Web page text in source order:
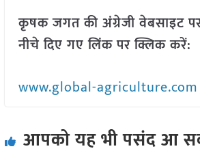
कृषक जगत की अंग्रेजी वेबसाइट
नीचे दिए गए लिंक पर क्लिक करें:
www.global-agriculture.com
आपको यह भी पसंद आ